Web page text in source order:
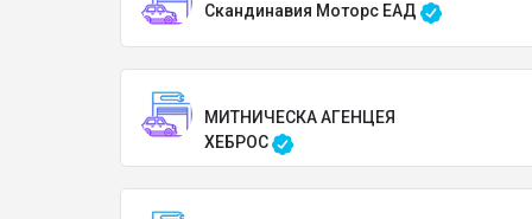
Скандинавия Моторс ЕАД
МИТНИЧЕСКА АГЕНЦЕЯ
ХЕБРОС